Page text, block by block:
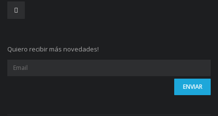
Quiero recibir más novedades!